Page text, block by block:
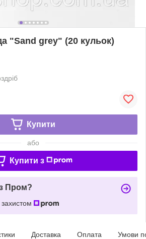
"Sand grey" (20 кульок)
Купити
або
Купити з
Пром?
Доставка Оплата Умови